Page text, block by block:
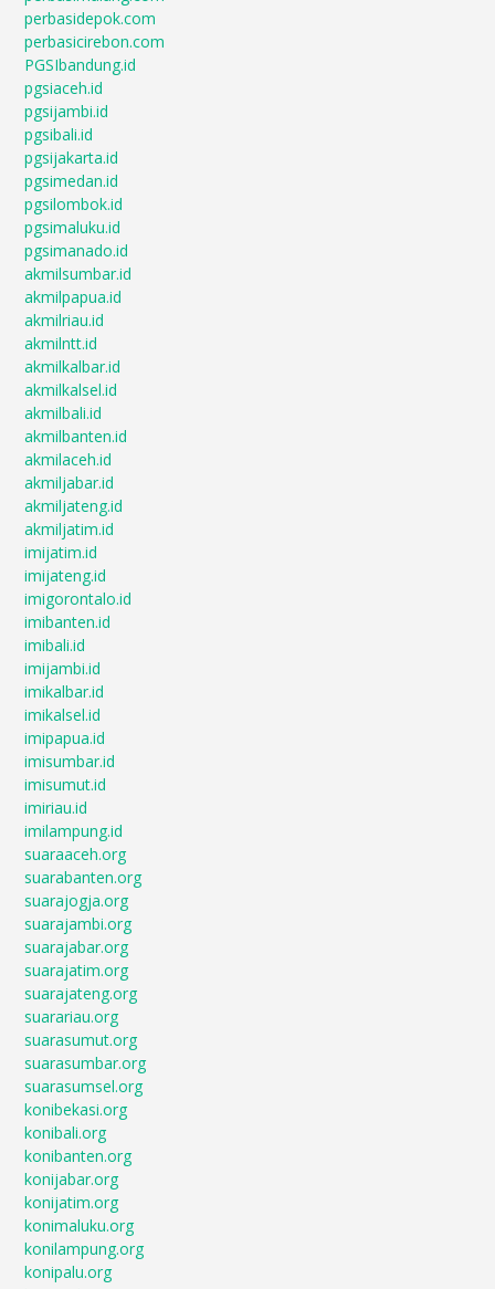
perbasidepok.com
perbasicirebon.com
PGSIbandung.id
pgsiaceh.id
pgsijambi.id
pgsibali.id
pgsijakarta.id
pgsimedan.id
pgsilombok.id
pgsimaluku.id
pgsimanado.id
akmilsumbar.id
akmilpapua.id
akmilriau.id
akmilntt.id
akmilkalbar.id
akmilkalsel.id
akmilbali.id
akmilbanten.id
akmilaceh.id
akmiljabar.id
akmiljateng.id
akmiljatim.id
imijatim.id
imijateng.id
imigorontalo.id
imibanten.id
imibali.id
imijambi.id
imikalbar.id
imikalsel.id
imipapua.id
imisumbar.id
imisumut.id
imiriau.id
imilampung.id
suaraaceh.org
suarabanten.org
suarajogja.org
suarajambi.org
suarajabar.org
suarajatim.org
suarajateng.org
suarariau.org
suarasumut.org
suarasumbar.org
suarasumsel.org
konibekasi.org
konibali.org
konibanten.org
konijabar.org
konijatim.org
konimaluku.org
konilampung.org
konipalu.org